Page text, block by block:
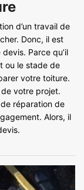
d’un travail de
Donc, il est
Parce qu’il
ou le stade de
votre toiture.
votre projet.
réparation de
Alors, il